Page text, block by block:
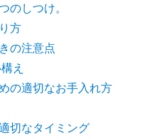
のしつけ。
方
の注意点
え
の適切なお手入れ方
切なタイミング